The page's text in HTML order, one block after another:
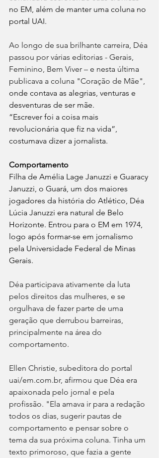
no EM, além de manter uma coluna no
portal UAI.
Ao longo de sua brilhante carreira, Déa
passou por várias editorias - Gerais,
Feminino, Bem Viver – e nesta última
publicava a coluna "Coração de Mãe",
onde contava as alegrias, venturas e
desventuras de ser mãe.
“Escrever foi a coisa mais
revolucionária que fiz na vida”,
costumava dizer a jornalista.
Comportamento
Filha de Amélia Lage Januzzi e Guaracy
Januzzi, o Guará, um dos maiores
jogadores da história do Atlético, Déa
Lúcia Januzzi era natural de Belo
Horizonte. Entrou para o EM em 1974,
logo após formar-se em jornalismo
pela Universidade Federal de Minas
Gerais.
Déa participava ativamente da luta
pelos direitos das mulheres, e se
orgulhava de fazer parte de uma
geração que derrubou barreiras,
principalmente na área do
comportamento.
Ellen Christie, subeditora do portal
uai/em.com.br, afirmou que Déa era
apaixonada pelo jornal e pela
profissão. "Ela amava ir para a redação
todos os dias, sugerir pautas de
comportamento e pensar sobre o
tema da sua próxima coluna. Tinha um
texto primoroso, que fazia a gente